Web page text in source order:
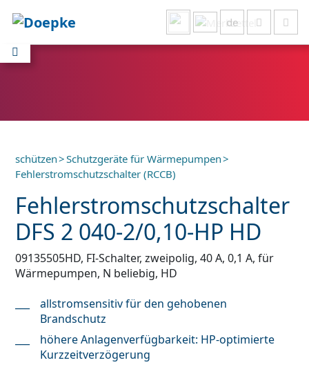
de
schützen>Schutzgeräte für Wärmepumpen>
Fehlerstromschutzschalter (RCCB)
Fehlerstromschutzschalter
DFS 2 040-2/0,10-HP HD
09135505HD, FI-Schalter, zweipolig, 40 A, 0,1 A, für
Wärmepumpen, N beliebig, HD
allstromsensitiv für den gehobenen
Brandschutz
höhere Anlagenverfügbarkeit: HP-optimierte
Kurzzeitverzögerung